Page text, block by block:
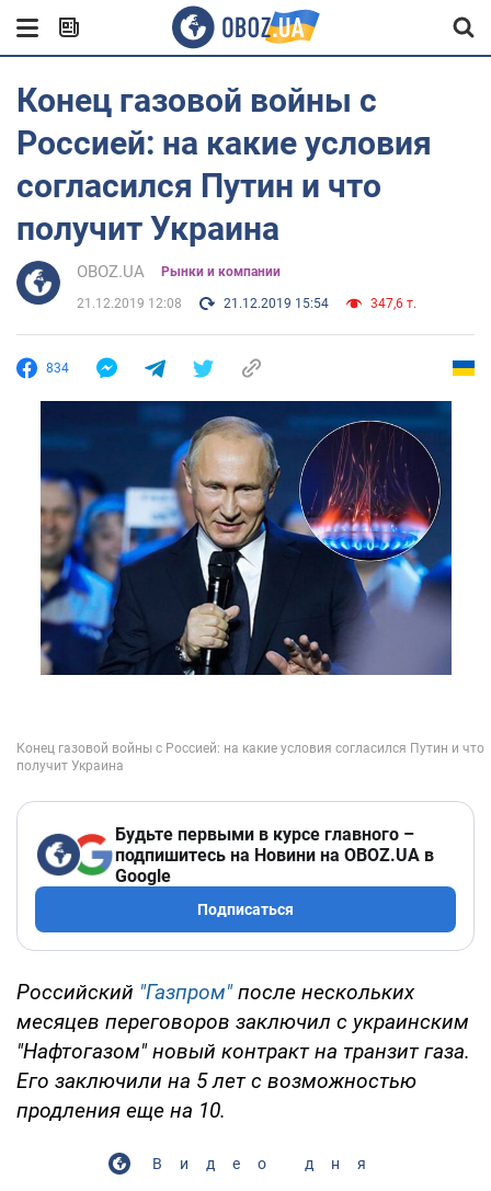
Конец газовой войны с
Россией: на какие условия
согласился Путин и что
получит Украина
OBOZ.UA Рынки и компании
21.12.2019 12:08 21.12.2019 15:54 347,6 т.
834
Будьте первыми в курсе главного –
подпишитесь на Новини на OBOZ.UA в
Google
Подписаться
Российский "Газпром"после нескольких
месяцев переговоров заключил с украинским
"Нафтогазом" новый контракт на транзит газа.
Его заключили на 5 лет с возможностью
продления еще на 10.
Видео дня